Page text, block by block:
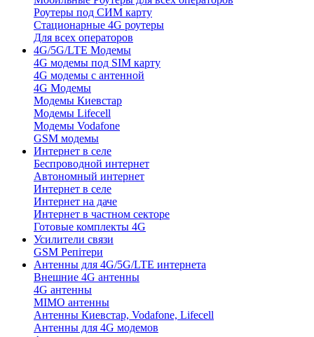
Роутеры под СИМ карту
Стационарные 4G роутеры
Для всех операторов
4G/5G/LTE Модемы
4G модемы под SIM карту
4G модемы с антенной
4G Модемы
Модемы Киевстар
Модемы Lifecell
Модемы Vodafone
GSM модемы
Интернет в селе
Беспроводной интернет
Автономный интернет
Интернет в селе
Интернет на даче
Интернет в частном секторе
Готовые комплекты 4G
Усилители связи
GSM Репітери
Антенны для 4G/5G/LTE интернета
Внешние 4G антенны
4G антенны
MIMO антенны
Антенны Киевстар, Vodafone, Lifecell
Антенны для 4G модемов